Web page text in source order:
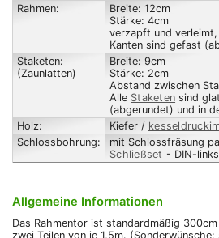
Rahmen:
Breite: 12cm
Stärke: 4cm
verzapft und
Kanten sind gefast
Staketen:
(Zaunlatten)
Breite: 9cm
Stärke: 2cm
Abstand zwischen
Alle Staketen sind
(abgerundet) und in
Holz:
Kiefer /
Schlossbohrung:
mit Schlossfräsung
Schließset - DIN-
Allgemeine Informationen
Das Rahmentor ist standardmäßig
zwei Teilen von je 1,5m.